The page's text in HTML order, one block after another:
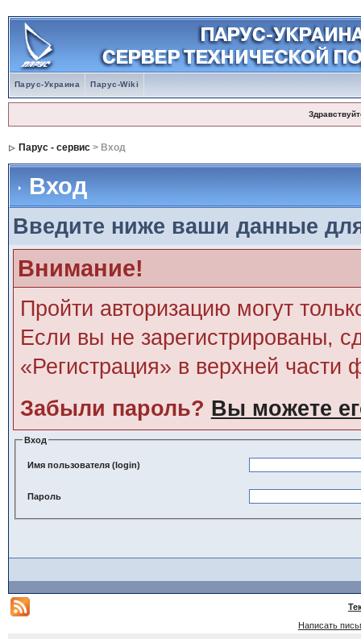
Парус-Украина Парус-Wiki
Парус - сервис> Вход
Вход
Введите ниже ваши данные
Внимание!
Пройти авторизацию могут
Если вы не зарегистрированы,
«Регистрация» в верхней части
Забыли пароль? Вы можете
Вход
Имя пользователя (login)
Пароль
Написать